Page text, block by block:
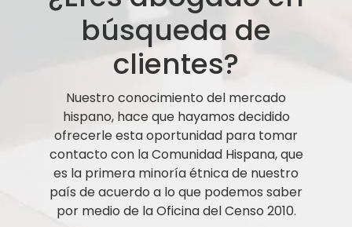
búsqueda de
clientes?
Nuestro conocimiento del mercado
hispano, hace que hayamos decidido
ofrecerle esta oportunidad para tomar
contacto con la Comunidad Hispana, que
es la primera minoría étnica de nuestro
país de acuerdo a lo que podemos saber
por medio de la Oficina del Censo 2010.